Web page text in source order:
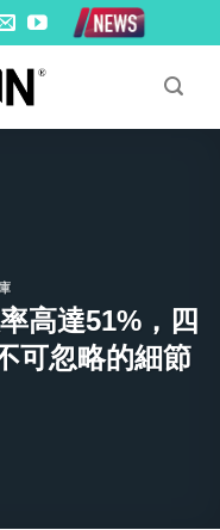
高達51%，四
可忽略的細節